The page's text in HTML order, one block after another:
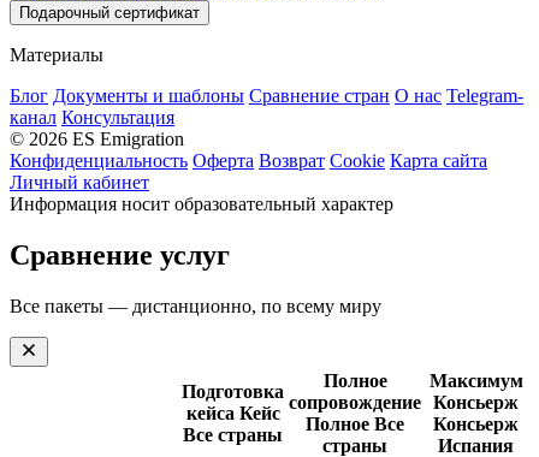
Подарочный сертификат
Материалы
Блог Документы и шаблоны Сравнение стран О нас Telegram-
канал Консультация
© 2026 ES Emigration
Конфиденциальность Оферта Возврат Cookie Карта сайта
Личный кабинет
Информация носит образовательный характер
Сравнение услуг
Все пакеты — дистанционно, по всему миру
Подготовка
кейса Кейс
Все страны
Полное
сопровождение
Полное Все
страны
Максимум
Консьерж
Консьерж
Испания